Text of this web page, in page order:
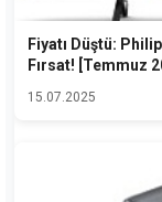
Fiyatı Düştü:
Fırsat! [Temmuz
15.07.2025